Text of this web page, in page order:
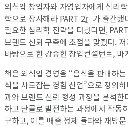
외식업 창업자와 자영업자에게 심리
학으로 장사해라 PART 2』가 출간됐
필요한 심리학 전략을 다뤘다면,
브랜드 신뢰 구축에 초점을 맞췄다.
바탕으로 한 강종헌 창업컨설턴트, 마
책은 외식업 경영을 “음식을 판매하
식을 사로잡는 경험 산업”으로 정의
과와 브랜드 신뢰 형성 과정을 분석한
하고 단골로 발전하는 과정에서 작동
구하고, 이를 매출 정체 돌파와 재방